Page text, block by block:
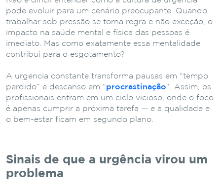
pode evoluir para um cenário preocupante. Quando
trabalhar sob pressão se torna regra e não exceção, o
impacto na saúde mental e física das pessoas é
imediato. Mas como exatamente essa mentalidade
contribui para o esgotamento?
A urgência constante transforma pausas em “tempo
perdido” e descanso em “procrastinação“. Assim, os
profissionais entram em um ciclo vicioso, onde o foco
é apenas cumprir a próxima tarefa — e a qualidade e
o bem-estar ficam em segundo plano.
Sinais de que a urgência virou um
problema